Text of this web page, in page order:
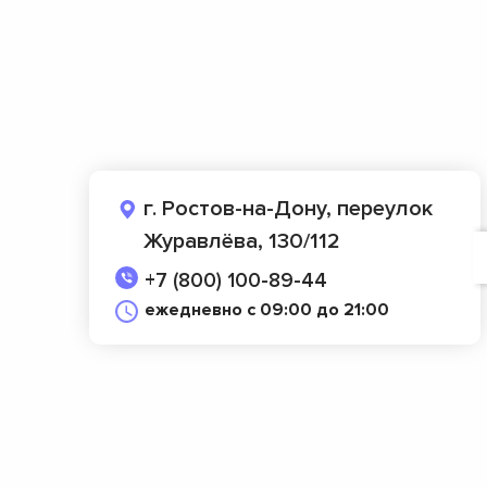
г. Ростов-на-Дону, переулок
Журавлёва, 130/112
+7 (800) 100-89-44
ежедневно с 09:00 до 21:00